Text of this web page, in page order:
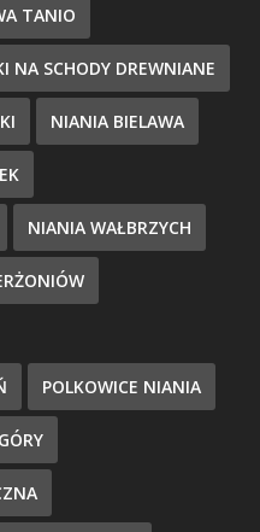
TANIO
NA SCHODY DREWNIANE
NIANIA BIELAWA
NIANIA WAŁBRZYCH
POLKOWICE NIANIA